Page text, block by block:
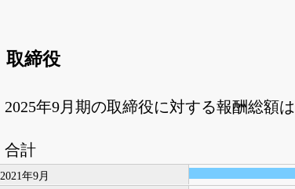
取締役
2025年9月期の取締役に対する報酬総額は
合計
2021年9月